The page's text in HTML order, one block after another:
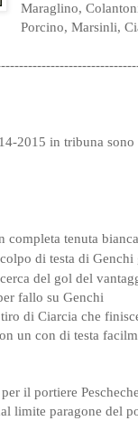
Maraglino,
Porcino, Marsinli,
2015 in tribuna
completa tenuta bianca
di testa di Genchi
del gol del
fallo su Genchi
di Ciarcia che
un con di testa
il portiere
limite paragone del